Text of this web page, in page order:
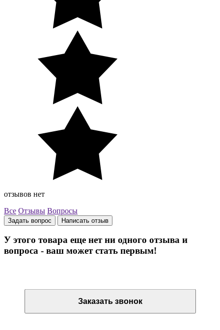
отзывов нет
Все Отзывы Вопросы
Задать вопрос Написать отзыв
У этого товара еще нет ни одного отзыва и
вопроса - ваш может стать первым!
Заказать звонок